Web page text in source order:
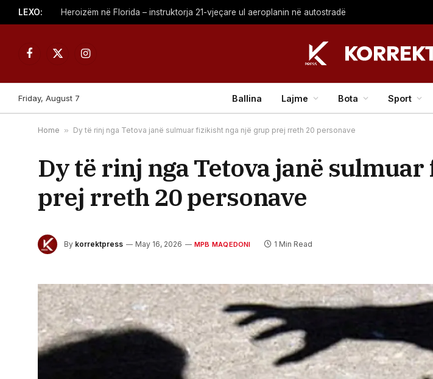
LEXO: Heroizëm në Florida – instruktorja 21-vjeçare ul aeroplanin në autostradë
Facebook
X
Instagram
Friday, August 7 Ballina Lajme Bota Sport
Home » Dy të rinj nga Tetova janë sulmuar fizikisht nga një grup prej rreth 20 personave
Dy të rinj nga Tetova janë
prej rreth 20 personave
By korrektpress May 16, 2026 MPB MAQEDONI 1 Min Read